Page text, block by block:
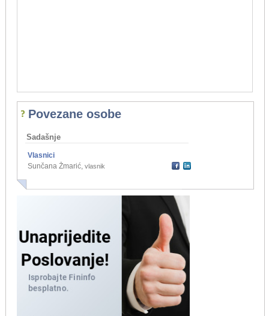
Povezane osobe
Sadašnje
Vlasnici
Sunčana Žmarić, vlasnik